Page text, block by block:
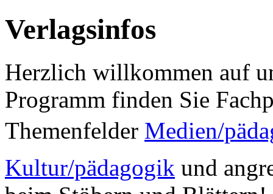
Verlagsinfos
Herzlich willkommen auf
Programm finden Sie
Themenfelder Medien/
Kultur/pädagogik und